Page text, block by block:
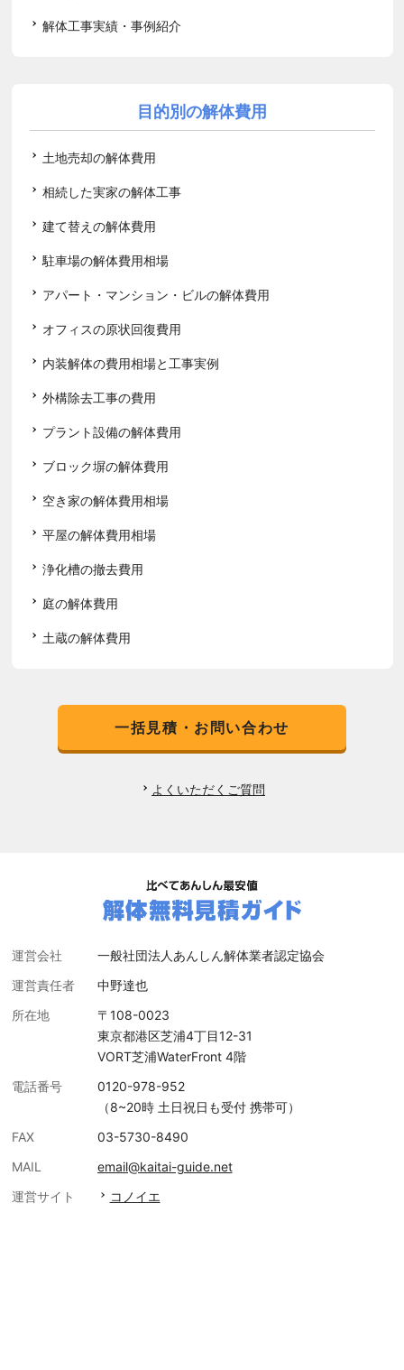
解体工事実績・事例紹介
目的別の解体費用
土地売却の解体費用
相続した実家の解体工事
建て替えの解体費用
駐車場の解体費用相場
アパート・マンション・ビルの解体費用
オフィスの原状回復費用
内装解体の費用相場と工事実例
外構除去工事の費用
プラント設備の解体費用
ブロック塀の解体費用
空き家の解体費用相場
平屋の解体費用相場
浄化槽の撤去費用
庭の解体費用
土蔵の解体費用
一括見積・お問い合わせ
よくいただくご質問
運営会社
一般社団法人あんしん解体業者認定協会
運営責任者
中野達也
所在地
〒108-0023
東京都港区芝浦4丁目12-31
VORT芝浦WaterFront 4階
電話番号
0120-978-952
（8~20時 土日祝日も受付 携帯可）
FAX
03-5730-8490
MAIL
email@kaitai-guide.net
運営サイト
コノイエ